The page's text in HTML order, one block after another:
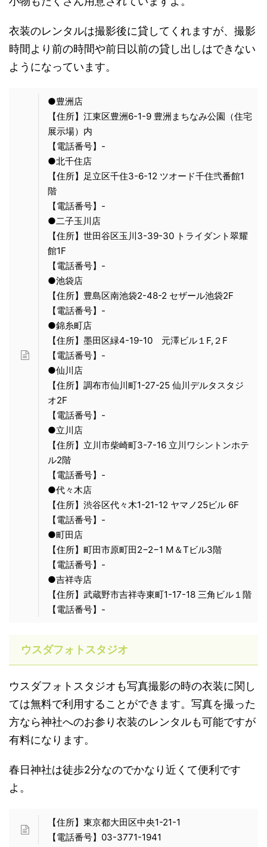
衣装のレンタルは撮影後に貸してくれますが、撮影
時間より前の時間や前日以前の貸し出しはできない
ようになっています。
●豊洲店
【住所】江東区豊洲6-1-9 豊洲まちなみ公園（住宅
展示場）内
【電話番号】-
●北千住店
【住所】足立区千住3-6-12 ツオード千住弐番館1
階
【電話番号】-
●二子玉川店
【住所】世田谷区玉川3-39-30 トライダント翠耀
館1F
【電話番号】-
●池袋店
【住所】豊島区南池袋2-48-2 セザール池袋2F
【電話番号】-
●錦糸町店
【住所】墨田区緑4-19-10 元澤ビル１F,２F
【電話番号】-
●仙川店
【住所】調布市仙川町1-27-25 仙川デルタスタジ
オ2F
【電話番号】-
●立川店
【住所】立川市柴崎町3-7-16 立川ワシントンホテ
ル2階
【電話番号】-
●代々木店
【住所】渋谷区代々木1-21-12 ヤマノ25ビル 6F
【電話番号】-
●町田店
【住所】町田市原町田2−2−1 M＆Tビル3階
【電話番号】-
●吉祥寺店
【住所】武蔵野市吉祥寺東町1-17-18 三角ビル１階
【電話番号】-
ウスダフォトスタジオ
ウスダフォトスタジオも写真撮影の時の衣装に関し
ては無料で利用することができます。写真を撮った
方なら神社へのお参り衣装のレンタルも可能ですが
有料になります。
春日神社は徒歩2分なのでかなり近くて便利です
よ。
【住所】東京都大田区中央1-21-1
【電話番号】03-3771-1941